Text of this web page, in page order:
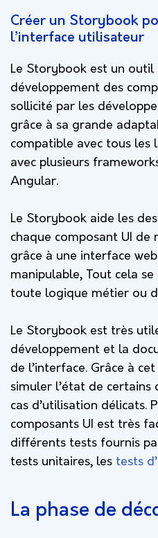
Créer un Storybook
l’interface utilisateur
Le Storybook est un outil
développement des
sollicité par les
grâce à sa grande
compatible avec tous
avec plusieurs
Angular.
Le Storybook aide les
chaque composant UI de
grâce à une interface
manipulable, Tout cela
toute logique métier ou
Le Storybook est très
développement et la
de l’interface. Grâce à
simuler l’état de certains
cas d’utilisation délicats.
composants UI est très
différents tests fournis
tests unitaires, les tests
La phase de